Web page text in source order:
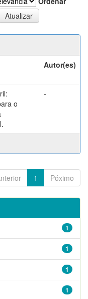
Autor(es)
o
-
1 Póximo
1
1
1
1